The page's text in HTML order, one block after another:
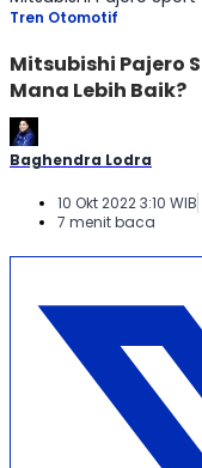
Tren Otomotif
Mitsubishi Pajero
Mana Lebih Baik?
Baghendra Lodra
10 Okt 2022 3:10 WIB
7 menit baca